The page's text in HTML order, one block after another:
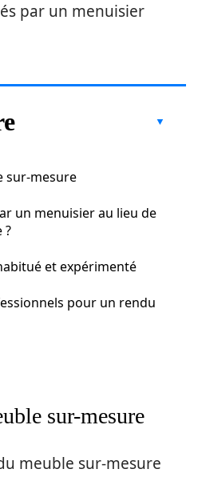
par un menuisier
sur-mesure
un menuisier au lieu de
?
et expérimenté
pour un rendu
sur-mesure
meuble sur-mesure